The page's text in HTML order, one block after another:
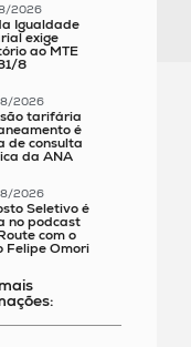
2026
Igualdade
exige
ao MTE
8
2026
tarifária
é
de consulta
da ANA
2026
Seletivo é
no podcast
com o
Felipe Omori